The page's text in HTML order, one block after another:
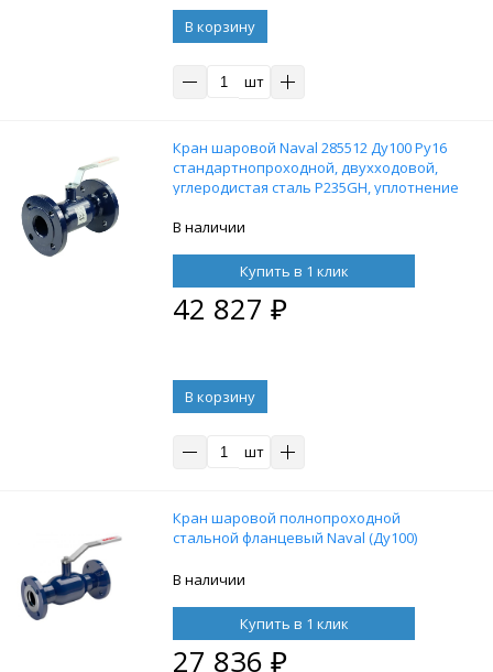
В корзину
шт
Кран шаровой Naval 285512 Ду100 Ру16
стандартнопроходной, двухходовой,
углеродистая сталь P235GH, уплотнение
В наличии
Купить в 1 клик
42 827 ₽
В корзину
шт
Кран шаровой полнопроходной
стальной фланцевый Naval (Ду100)
В наличии
Купить в 1 клик
27 836 ₽